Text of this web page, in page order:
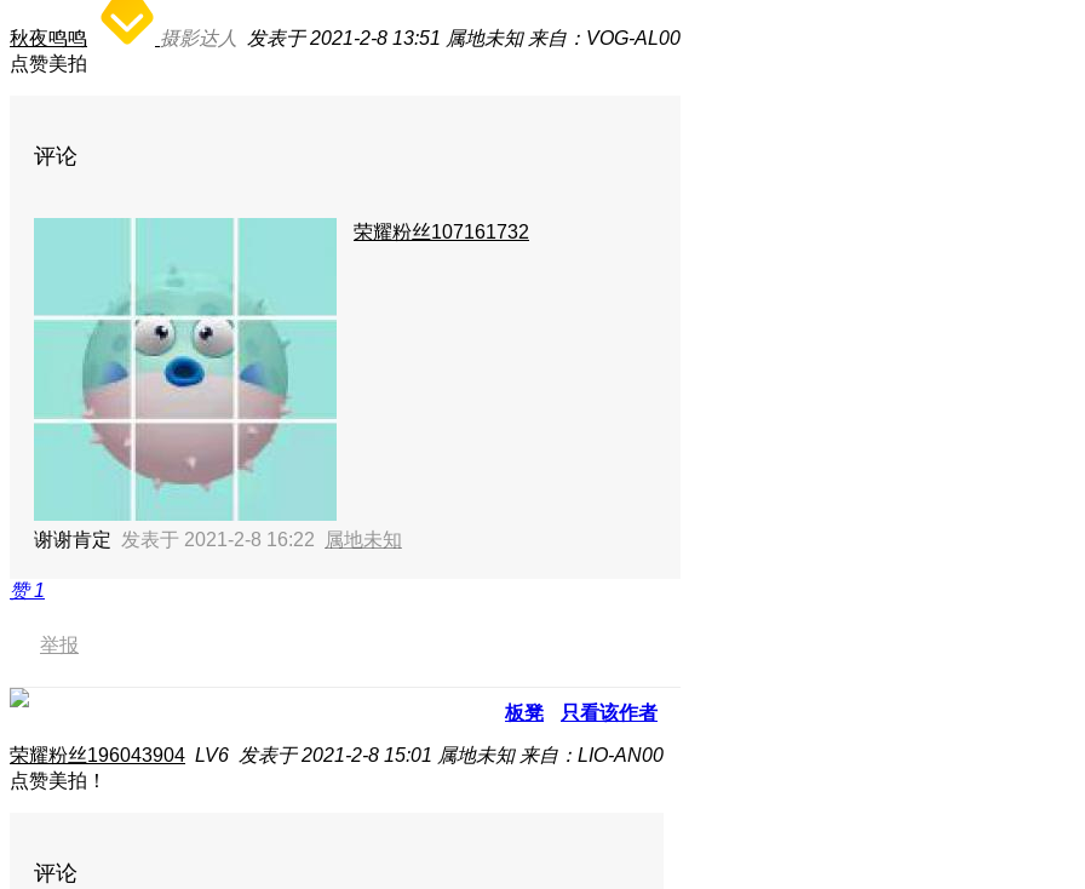
秋夜鸣鸣 摄影达人 发表于 2021-2-8 13:51 属地未知 来自：VOG-AL00
点赞美拍
评论
荣耀粉丝107161732
谢谢肯定 发表于 2021-2-8 16:22 属地未知
赞1
举报
板凳 只看该作者
荣耀粉丝196043904 LV6 发表于 2021-2-8 15:01 属地未知 来自：LIO-AN00
点赞美拍！
评论